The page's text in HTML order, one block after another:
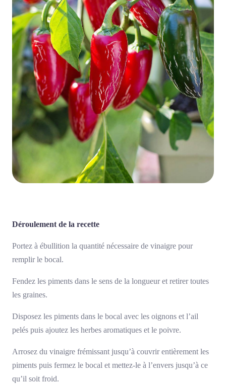
Déroulement de la recette
Portez à ébullition la quantité nécessaire de vinaigre pour
remplir le bocal.
Fendez les piments dans le sens de la longueur et retirer toutes
les graines.
Disposez les piments dans le bocal avec les oignons et l’ail
pelés puis ajoutez les herbes aromatiques et le poivre.
Arrosez du vinaigre frémissant jusqu’à couvrir entièrement les
piments puis fermez le bocal et mettez-le à l’envers jusqu’à ce
qu’il soit froid.